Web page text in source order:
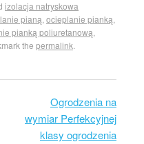
izolacja natryskowa
pianą ocieplanie pianką
pianką poliuretanową
the permalink
Ogrodzenia na
wymiar Perfekcyjnej
klasy ogrodzenia